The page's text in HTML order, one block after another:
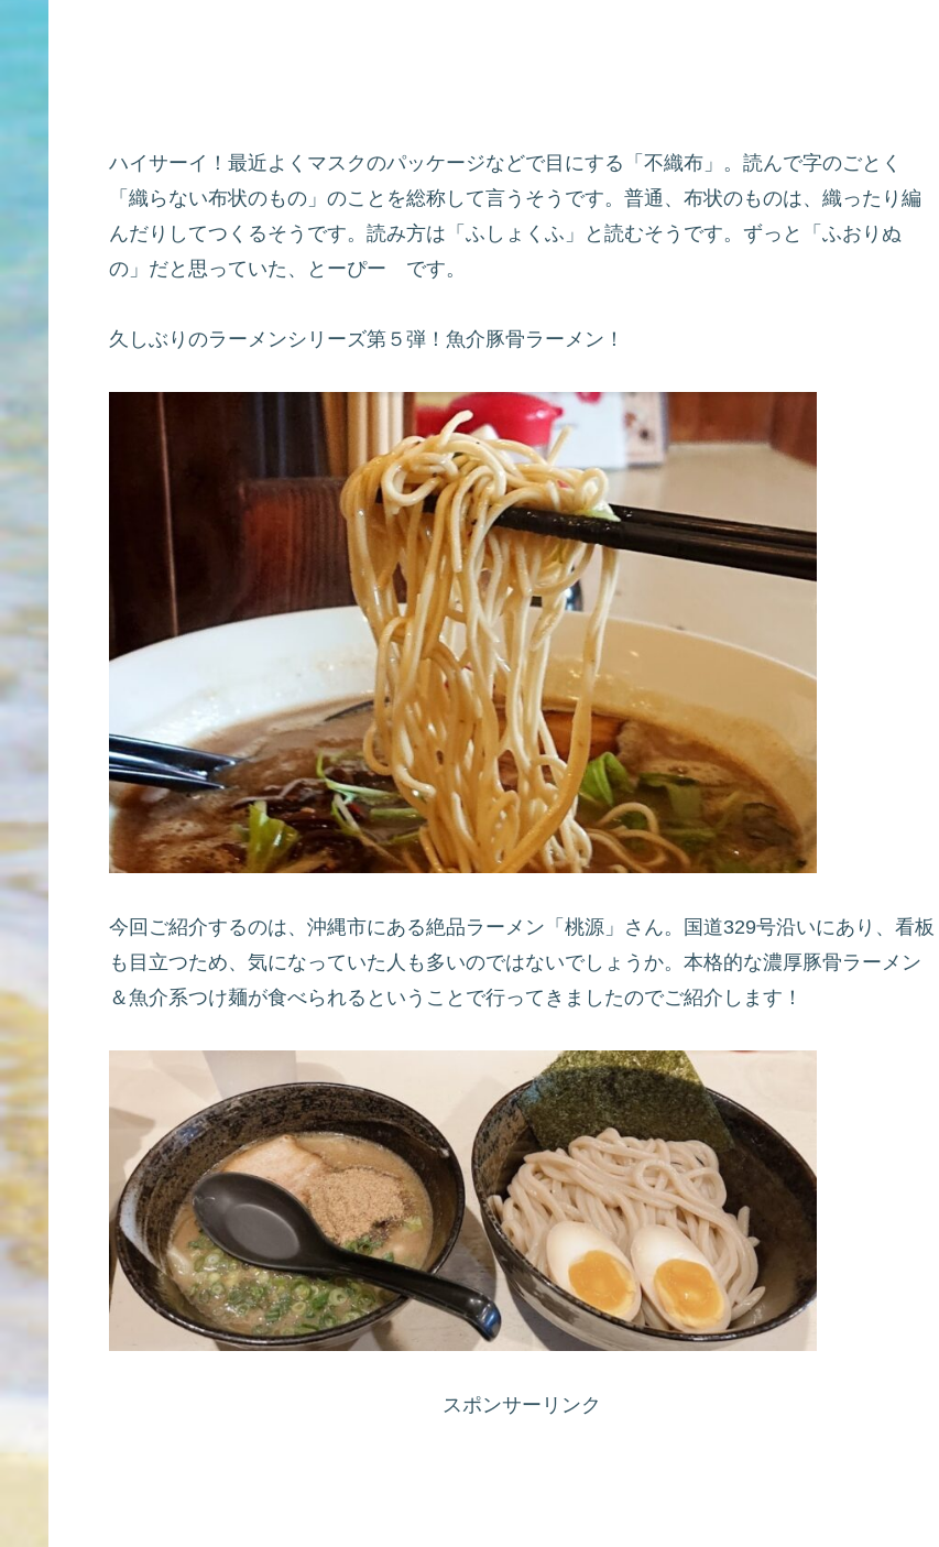
ハイサーイ！最近よくマスクのパッケージなどで目にする「不織布」。読んで字のごとく
「織らない布状のもの」のことを総称して言うそうです。普通、布状のものは、織ったり編
んだりしてつくるそうです。読み方は「ふしょくふ」と読むそうです。ずっと「ふおりぬ
の」だと思っていた、とーぴー です。
久しぶりのラーメンシリーズ第５弾！魚介豚骨ラーメン！
今回ご紹介するのは、沖縄市にある絶品ラーメン「桃源」さん。国道329号沿いにあり、看板
も目立つため、気になっていた人も多いのではないでしょうか。本格的な濃厚豚骨ラーメン
＆魚介系つけ麺が食べられるということで行ってきましたのでご紹介します！
スポンサーリンク